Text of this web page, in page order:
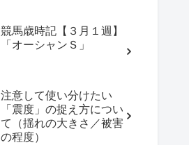
競馬歳時記【３月１週】
「オーシャンＳ」
注意して使い分けたい
「震度」の捉え方につい
て（揺れの大きさ／被害
の程度）